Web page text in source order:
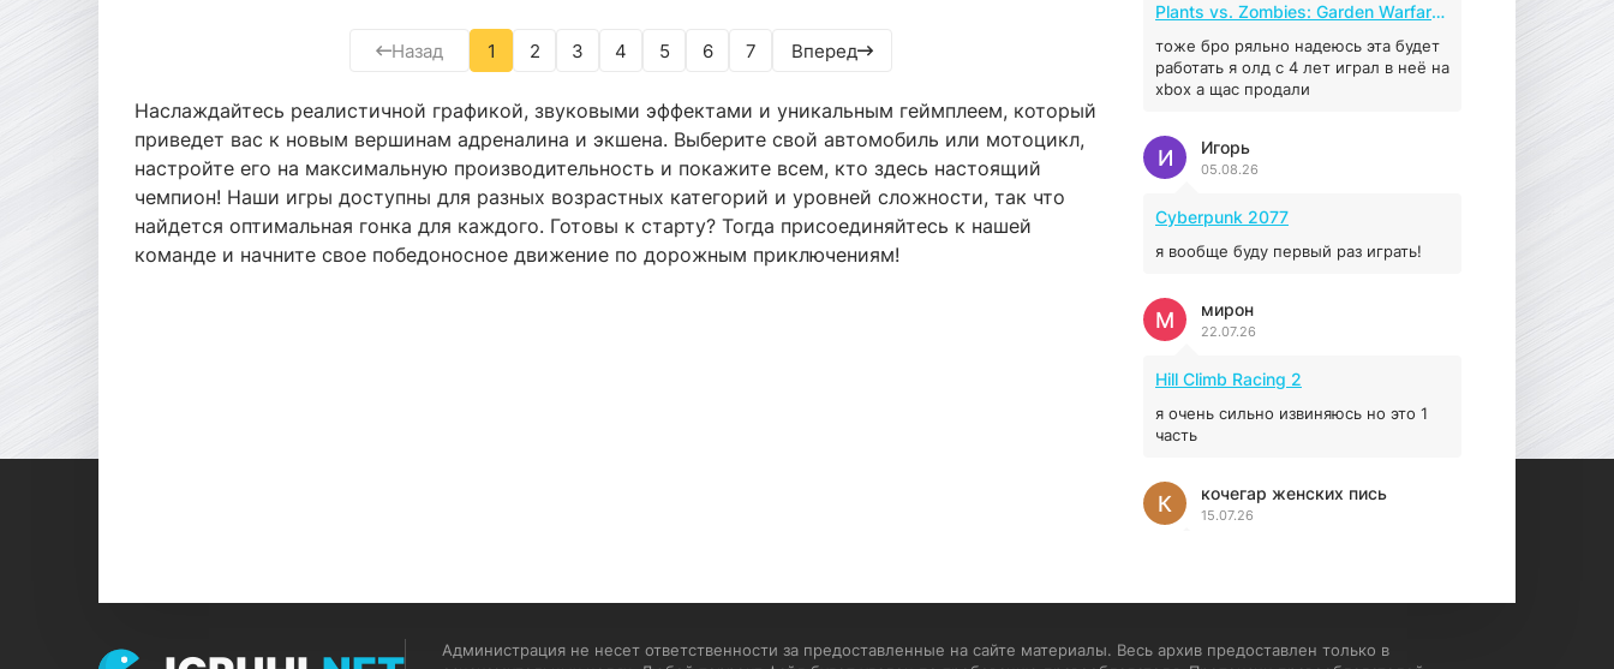
Назад 1 2 3 4 5 6 7 Вперед
Наслаждайтесь реалистичной графикой, звуковыми эффектами и уникальным геймплеем, который
приведет вас к новым вершинам адреналина и экшена. Выберите свой автомобиль или мотоцикл,
настройте его на максимальную производительность и покажите всем, кто здесь настоящий
чемпион! Наши игры доступны для разных возрастных категорий и уровней сложности, так что
найдется оптимальная гонка для каждого. Готовы к старту? Тогда присоединяйтесь к нашей
команде и начните свое победоносное движение по дорожным приключениям!
Red Chaos - The Strict
Order
5.43 ГБ 2025
04.12.2025
Prey
16.95 ГБ
Plants vs. Zombies: Garden Warfare 2 (2016)
тоже бро ряльно надеюсь эта будет
работать я олд с 4 лет играл в неё на
xbox а щас продали
Игорь
05.08.26
И
Cyberpunk 2077
я вообще буду первый раз играть!
мирон
22.07.26
М
Hill Climb Racing 2
я очень сильно извиняюсь но это 1
часть
кочегар женских пись
15.07.26
К
напишите блять на пк с
Администрация не несет ответственности за предоставленные на сайте материалы. Весь архив предоставлен только в